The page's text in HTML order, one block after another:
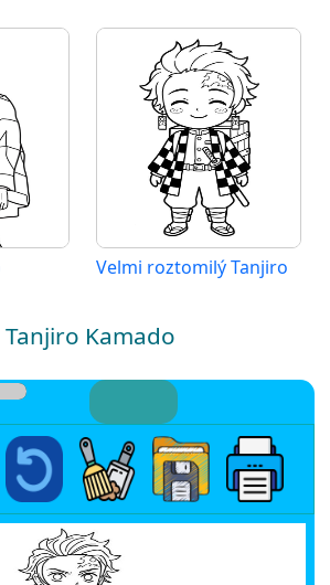
Velmi roztomilý Tanjiro
Kamado